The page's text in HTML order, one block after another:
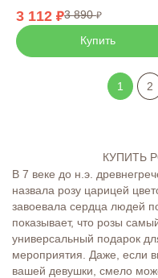
3 112
3 890
Купить
1 2
КУПИТЬ
В 7 веке до н.э.
назвала розу царицей
завоевала сердца людей
показывает, что розы
универсальный подарок
мероприятия. Даже, если
вашей девушки, смело